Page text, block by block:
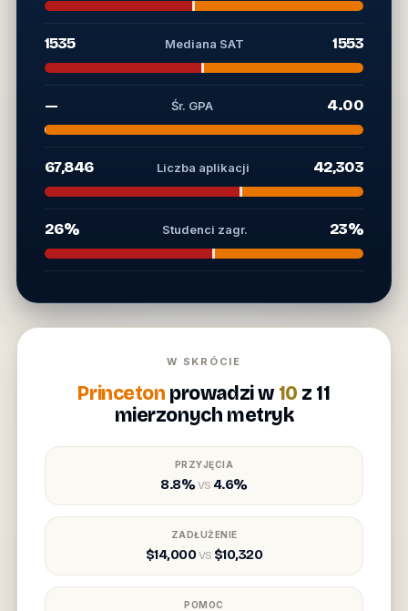
1535 Mediana SAT 1553
— Śr. GPA 4.00
67,846 Liczba aplikacji 42,303
26% Studenci zagr. 23%
W SKRÓCIE
Princeton prowadzi w 10 z 11
mierzonych metryk
PRZYJĘCIA
8.8%vs 4.6%
ZADŁUŻENIE
$14,000vs $10,320
POMOC